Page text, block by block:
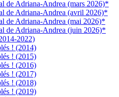
de Adriana-Andrea (mars 2026)*
de Adriana-Andrea (avril 2026)*
de Adriana-Andrea (mai 2026)*
de Adriana-Andrea (juin 2026)*
2022)
! (2014)
! (2015)
! (2016)
! (2017)
! (2018)
! (2019)